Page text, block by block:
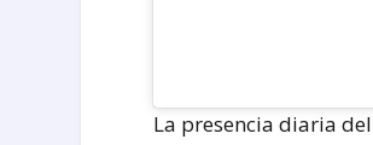
La presencia diaria